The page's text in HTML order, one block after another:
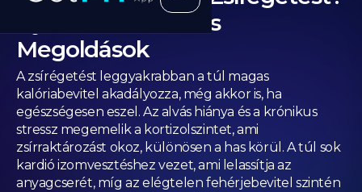
Gyakori Indokok és
Megoldások
A zsírégetést leggyakrabban a túl magas
kalóriabevitel akadályozza, még akkor is, ha
egészségesen eszel. Az alvás hiánya és a krónikus
stressz megemelik a kortizolszintet, ami
zsírraktározást okoz, különösen a has körül. A túl sok
kardió izomvesztéshez vezet, ami lelassítja az
anyagcserét, míg az elégtelen fehérjebevitel szintén